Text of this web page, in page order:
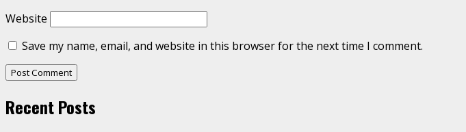
Website
Save my name, email, and website in this browser for the next time I comment.
Recent Posts